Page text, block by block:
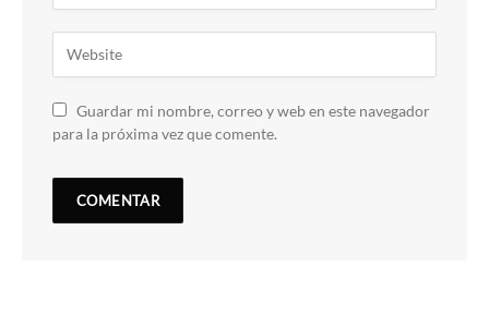
Guardar mi nombre, correo y web en este navegador
para la próxima vez que comente.